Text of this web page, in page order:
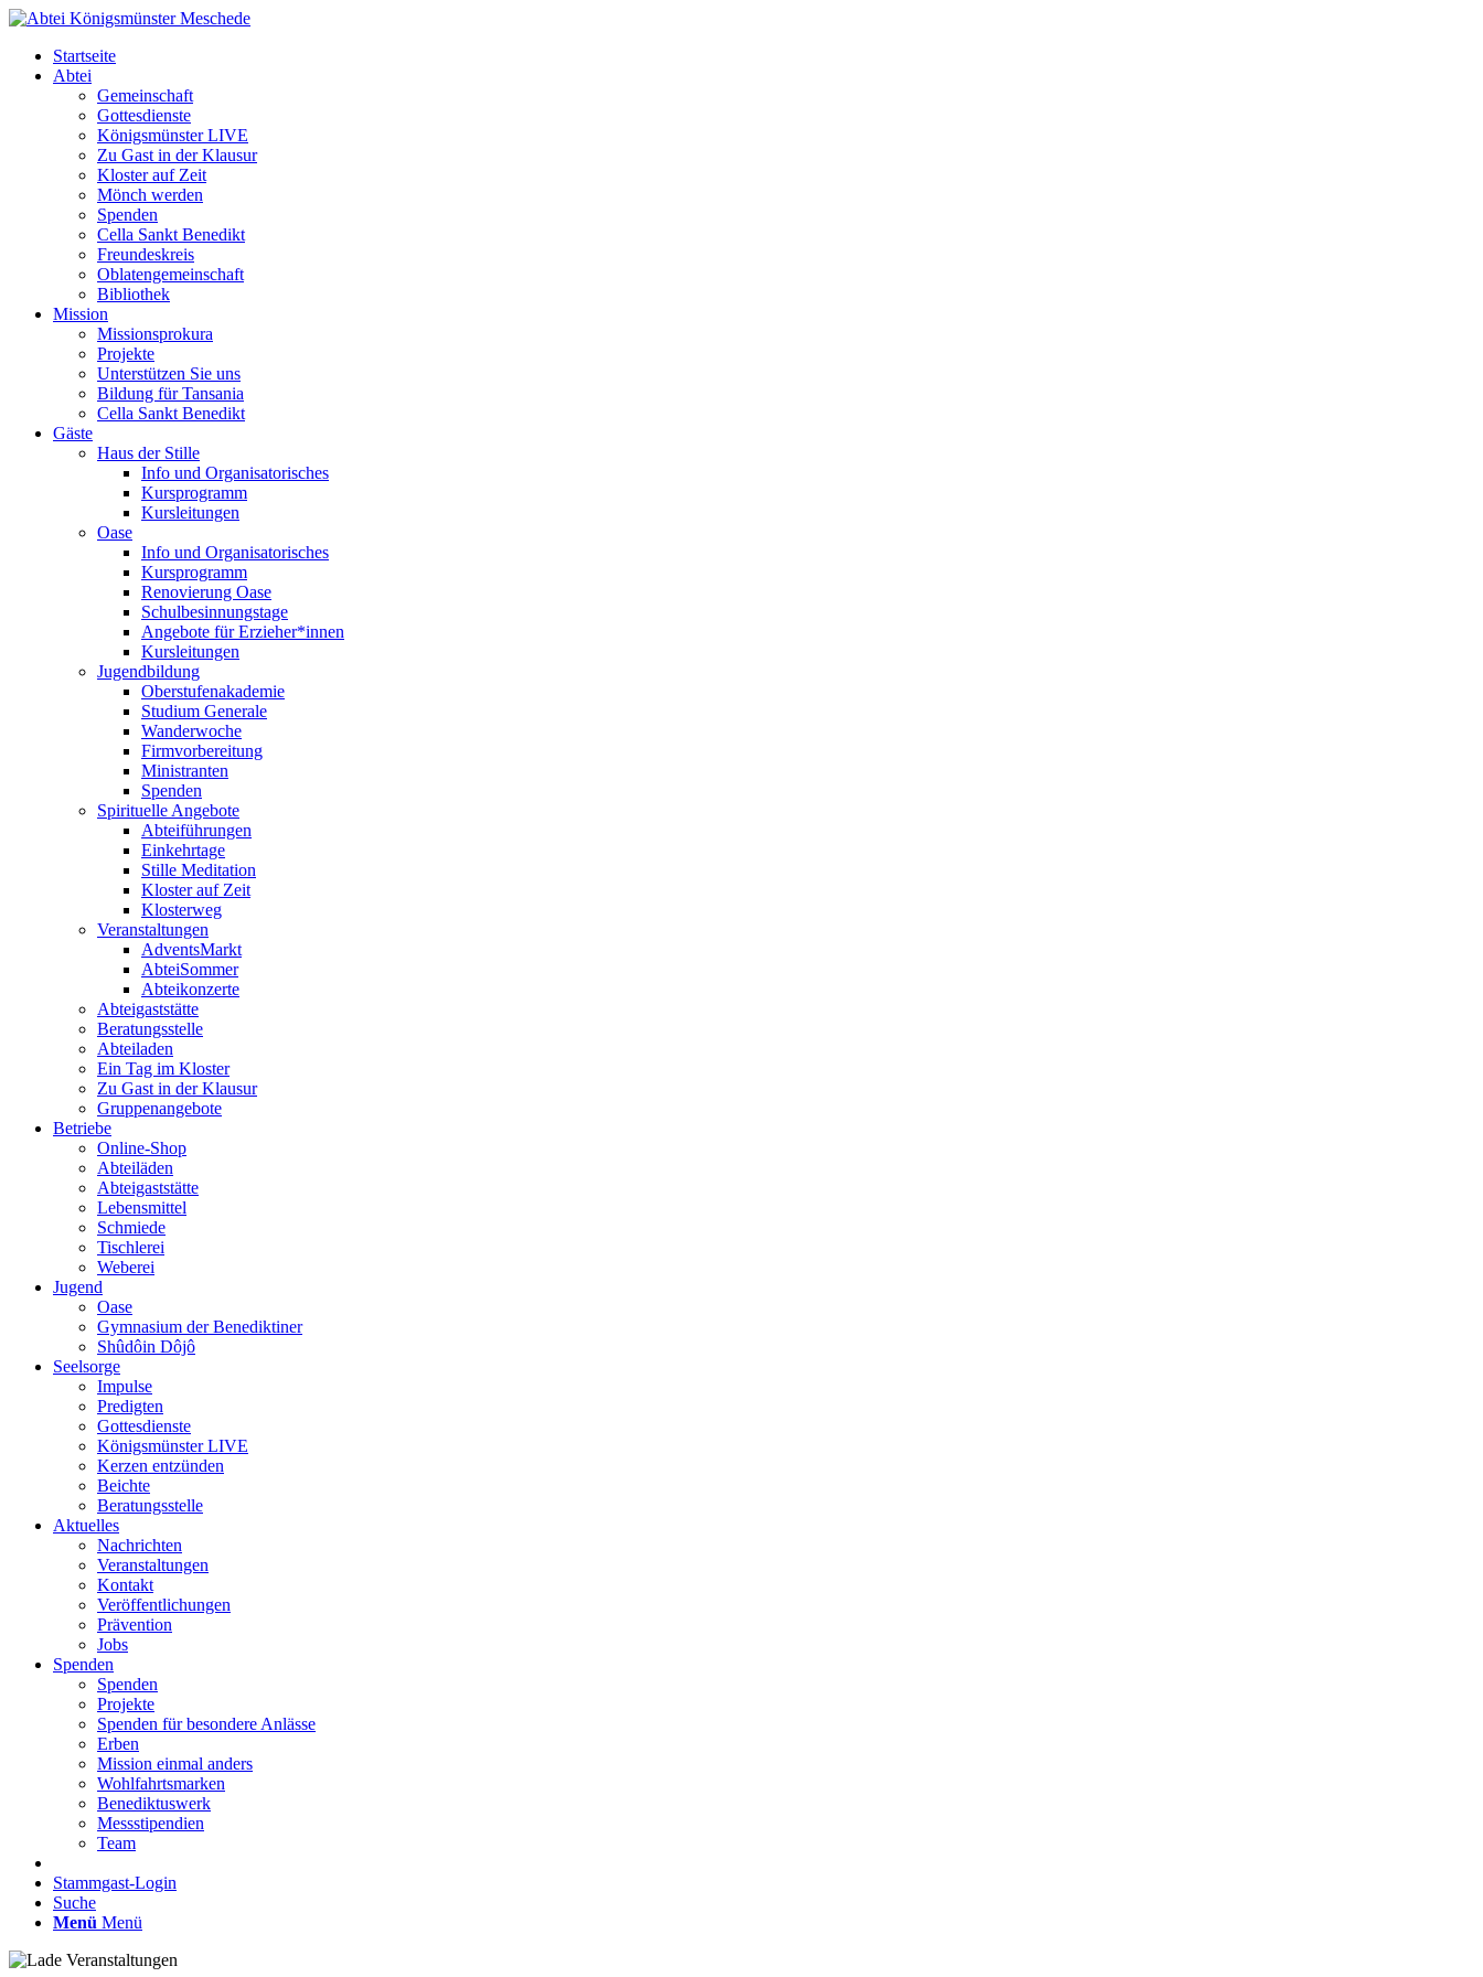
Startseite
Abtei
Gemeinschaft
Gottesdienste
Königsmünster LIVE
Zu Gast in der Klausur
Kloster auf Zeit
Mönch werden
Spenden
Cella Sankt Benedikt
Freundeskreis
Oblatengemeinschaft
Bibliothek
Mission
Missionsprokura
Projekte
Unterstützen Sie uns
Bildung für Tansania
Cella Sankt Benedikt
Gäste
Haus der Stille
Info und Organisatorisches
Kursprogramm
Kursleitungen
Oase
Info und Organisatorisches
Kursprogramm
Renovierung Oase
Schulbesinnungstage
Angebote für Erzieher*innen
Kursleitungen
Jugendbildung
Oberstufenakademie
Studium Generale
Wanderwoche
Firmvorbereitung
Ministranten
Spenden
Spirituelle Angebote
Abteiführungen
Einkehrtage
Stille Meditation
Kloster auf Zeit
Klosterweg
Veranstaltungen
AdventsMarkt
AbteiSommer
Abteikonzerte
Abteigaststätte
Beratungsstelle
Abteiladen
Ein Tag im Kloster
Zu Gast in der Klausur
Gruppenangebote
Betriebe
Online-Shop
Abteiläden
Abteigaststätte
Lebensmittel
Schmiede
Tischlerei
Weberei
Jugend
Oase
Gymnasium der Benediktiner
Shûdôin Dôjô
Seelsorge
Impulse
Predigten
Gottesdienste
Königsmünster LIVE
Kerzen entzünden
Beichte
Beratungsstelle
Aktuelles
Nachrichten
Veranstaltungen
Kontakt
Veröffentlichungen
Prävention
Jobs
Spenden
Spenden
Projekte
Spenden für besondere Anlässe
Erben
Mission einmal anders
Wohlfahrtsmarken
Benediktuswerk
Messstipendien
Team
Stammgast-Login
Suche
Menü Menü